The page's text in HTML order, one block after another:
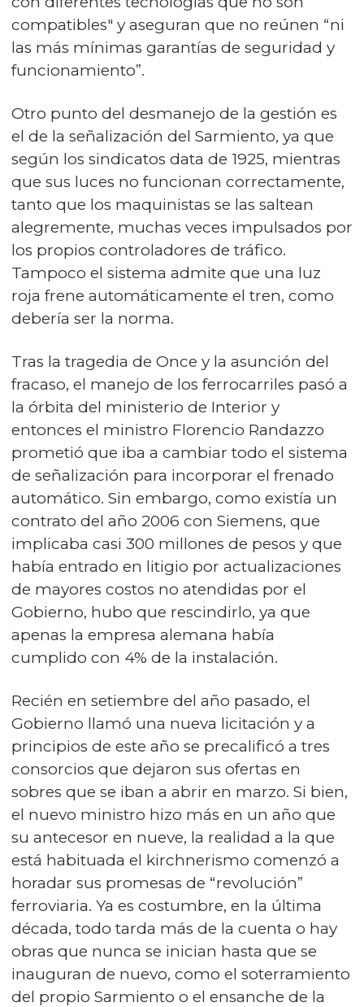
compatibles" y aseguran que no reúnen “ni
las más mínimas garantías de seguridad y
funcionamiento”.
Otro punto del desmanejo de la gestión es
el de la señalización del Sarmiento, ya que
según los sindicatos data de 1925, mientras
que sus luces no funcionan correctamente,
tanto que los maquinistas se las saltean
alegremente, muchas veces impulsados por
los propios controladores de tráfico.
Tampoco el sistema admite que una luz
roja frene automáticamente el tren, como
debería ser la norma.
Tras la tragedia de Once y la asunción del
fracaso, el manejo de los ferrocarriles pasó a
la órbita del ministerio de Interior y
entonces el ministro Florencio Randazzo
prometió que iba a cambiar todo el sistema
de señalización para incorporar el frenado
automático. Sin embargo, como existía un
contrato del año 2006 con Siemens, que
implicaba casi 300 millones de pesos y que
había entrado en litigio por actualizaciones
de mayores costos no atendidas por el
Gobierno, hubo que rescindirlo, ya que
apenas la empresa alemana había
cumplido con 4% de la instalación.
Recién en setiembre del año pasado, el
Gobierno llamó una nueva licitación y a
principios de este año se precalificó a tres
consorcios que dejaron sus ofertas en
sobres que se iban a abrir en marzo. Si bien,
el nuevo ministro hizo más en un año que
su antecesor en nueve, la realidad a la que
está habituada el kirchnerismo comenzó a
horadar sus promesas de “revolución”
ferroviaria. Ya es costumbre, en la última
década, todo tarda más de la cuenta o hay
obras que nunca se inician hasta que se
inauguran de nuevo, como el soterramiento
del propio Sarmiento o el ensanche de la